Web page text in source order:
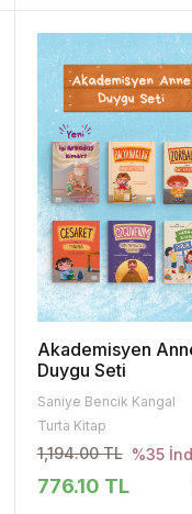
Akademisyen
Duygu Seti
Saniye Bencik Kangal
Turta Kitap
1,194.00 TL %35
776.10 TL